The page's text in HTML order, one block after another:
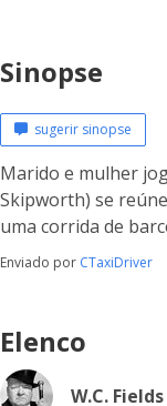
Sinopse
sugerir sinopse
Marido e mulher
Skipworth) se
uma corrida de
Enviado por CTaxiDriver
Elenco
W.C. Fields